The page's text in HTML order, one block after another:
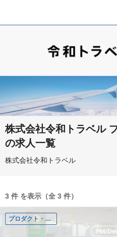
株式会社令和トラベル
の求人一覧
株式会社令和トラベル
3 件 を表示（全 3 件）
プロダクト・デザイン